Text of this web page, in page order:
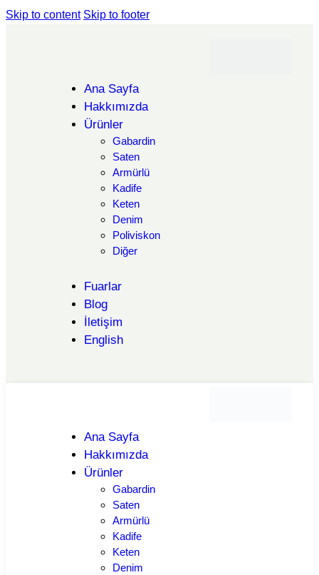
Skip to content Skip to footer
Ana Sayfa
Hakkımızda
Ürünler
Gabardin
Saten
Armürlü
Kadife
Keten
Denim
Poliviskon
Diğer
Fuarlar
Blog
İletişim
English
Ana Sayfa
Hakkımızda
Ürünler
Gabardin
Saten
Armürlü
Kadife
Keten
Denim